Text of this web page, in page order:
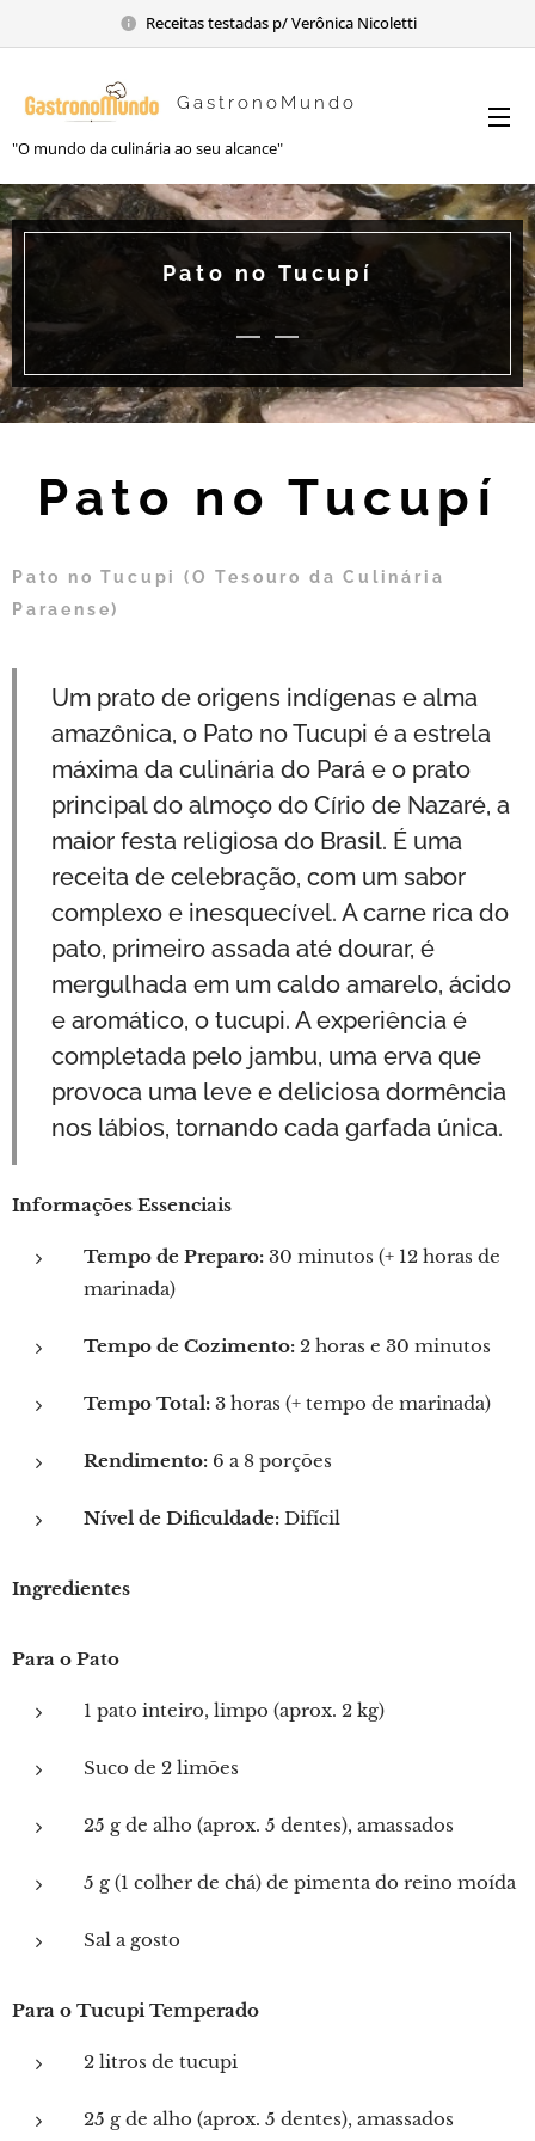
Receitas testadas p/ Verônica Nicoletti
GastronoMundo
"O mundo da culinária ao seu alcance"
Pato no Tucupí
Pato no Tucupí
Pato no Tucupi (O Tesouro da Culinária
Paraense)
Um prato de origens indígenas e alma
amazônica, o Pato no Tucupi é a estrela
máxima da culinária do Pará e o prato
principal do almoço do Círio de Nazaré, a
maior festa religiosa do Brasil. É uma
receita de celebração, com um sabor
complexo e inesquecível. A carne rica do
pato, primeiro assada até dourar, é
mergulhada em um caldo amarelo, ácido
e aromático, o tucupi. A experiência é
completada pelo jambu, uma erva que
provoca uma leve e deliciosa dormência
nos lábios, tornando cada garfada única.
Informações Essenciais
Tempo de Preparo: 30 minutos (+ 12 horas de
marinada)
Tempo de Cozimento: 2 horas e 30 minutos
Tempo Total: 3 horas (+ tempo de marinada)
Rendimento: 6 a 8 porções
Nível de Dificuldade: Difícil
Ingredientes
Para o Pato
1 pato inteiro, limpo (aprox. 2 kg)
Suco de 2 limões
25 g de alho (aprox. 5 dentes), amassados
5 g (1 colher de chá) de pimenta do reino moída
Sal a gosto
Para o Tucupi Temperado
2 litros de tucupi
25 g de alho (aprox. 5 dentes), amassados